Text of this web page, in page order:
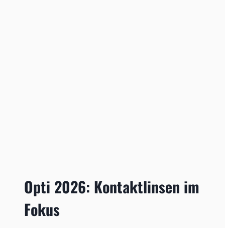
Opti 2026: Kontaktlinsen im
Fokus